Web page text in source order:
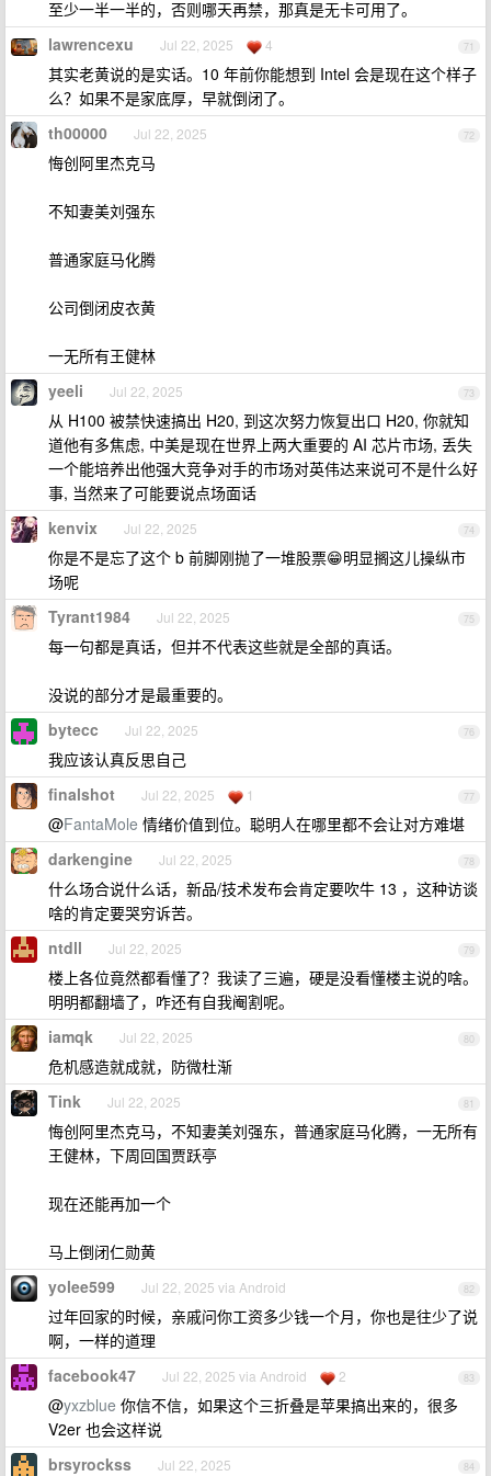
至少一半一半的，否则哪天再禁，那真是无卡可用了。
71
lawrencexu Jul 22, 2025 4
其实老黄说的是实话。10 年前你能想到 Intel 会是现在这个样子
么？如果不是家底厚，早就倒闭了。
72
th00000 Jul 22, 2025
悔创阿里杰克马
不知妻美刘强东
普通家庭马化腾
公司倒闭皮衣黄
一无所有王健林
73
yeeli Jul 22, 2025
从 H100 被禁快速搞出 H20, 到这次努力恢复出口 H20, 你就知
道他有多焦虑, 中美是现在世界上两大重要的 AI 芯片市场, 丢失
一个能培养出他强大竞争对手的市场对英伟达来说可不是什么好
事, 当然来了可能要说点场面话
74
kenvix Jul 22, 2025
你是不是忘了这个 b 前脚刚抛了一堆股票😁明显搁这儿操纵市
场呢
75
Tyrant1984 Jul 22, 2025
每一句都是真话，但并不代表这些就是全部的真话。
没说的部分才是最重要的。
76
bytecc Jul 22, 2025
我应该认真反思自己
77
finalshot Jul 22, 2025 1
@FantaMole 情绪价值到位。聪明人在哪里都不会让对方难堪
78
darkengine Jul 22, 2025
什么场合说什么话，新品/技术发布会肯定要吹牛 13 ，这种访谈
啥的肯定要哭穷诉苦。
79
ntdll Jul 22, 2025
楼上各位竟然都看懂了？我读了三遍，硬是没看懂楼主说的啥。
明明都翻墙了，咋还有自我阉割呢。
80
iamqk Jul 22, 2025
危机感造就成就，防微杜渐
81
Tink Jul 22, 2025
悔创阿里杰克马，不知妻美刘强东，普通家庭马化腾，一无所有
王健林，下周回国贾跃亭
现在还能再加一个
马上倒闭仁勋黄
82
yolee599 Jul 22, 2025 via Android
过年回家的时候，亲戚问你工资多少钱一个月，你也是往少了说
啊，一样的道理
83
facebook47 Jul 22, 2025 via Android 2
@yxzblue 你信不信，如果这个三折叠是苹果搞出来的，很多
V2er 也会这样说
84
brsyrockss Jul 22, 2025